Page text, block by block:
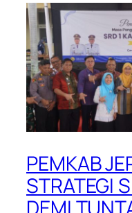
PEMKAB
STRATEGI